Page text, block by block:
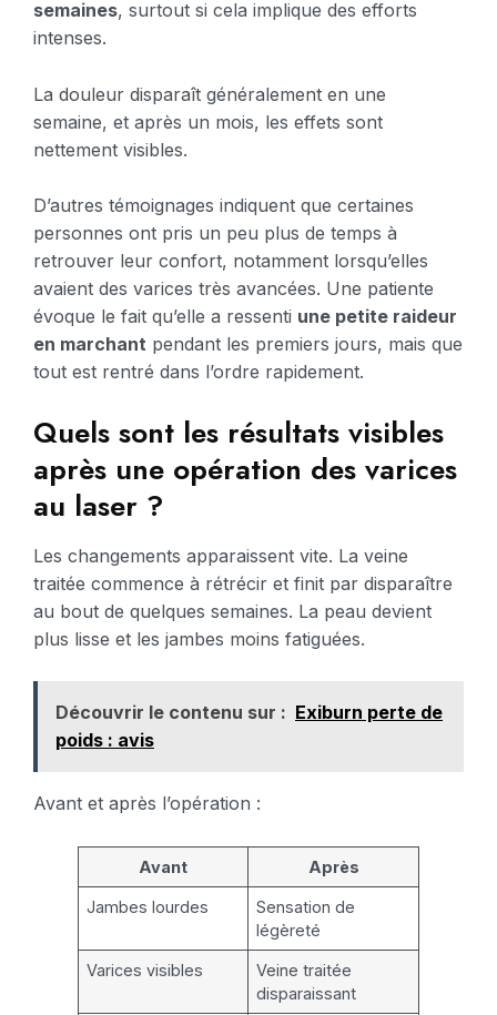
semaines, surtout si cela implique des efforts
intenses.
La douleur disparaît généralement en une
semaine, et après un mois, les effets sont
nettement visibles.
D’autres témoignages indiquent que certaines
personnes ont pris un peu plus de temps à
retrouver leur confort, notamment lorsqu’elles
avaient des varices très avancées. Une patiente
évoque le fait qu’elle a ressenti une petite raideur
en marchant pendant les premiers jours, mais que
tout est rentré dans l’ordre rapidement.
Quels sont les résultats visibles
après une opération des varices
au laser ?
Les changements apparaissent vite. La veine
traitée commence à rétrécir et finit par disparaître
au bout de quelques semaines. La peau devient
plus lisse et les jambes moins fatiguées.
Découvrir le contenu sur : Exiburn perte de
poids : avis
Avant et après l’opération :
Avant Après
Jambes lourdes
Sensation de
légèreté
Varices visibles
Veine traitée
disparaissant